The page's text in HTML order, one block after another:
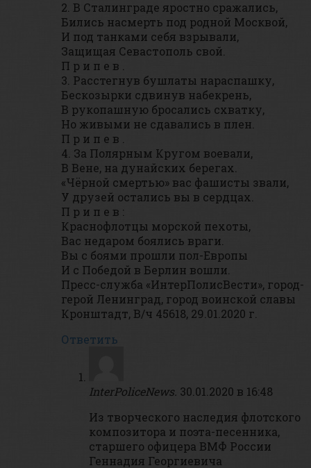
2. В Сталинграде яростно сражались,
Бились насмерть под родной Москвой,
И под танками себя взрывали,
Защищая Севастополь свой.
П р и п е в .
3. Расстегнув бушлаты нараспашку,
Бескозырки сдвинув набекрень,
В рукопашную бросались схватку,
Но живыми не сдавались в плен.
П р и п е в .
4. За Полярным Кругом воевали,
В Вене, на дунайских берегах.
«Чёрной смертью» вас фашисты звали,
У друзей остались вы в сердцах.
П р и п е в :
Краснофлотцы морской пехоты,
Вас недаром боялись враги.
Вы с боями прошли пол-Европы
И с Победой в Берлин вошли.
Пресс-служба «ИнтерПолисВести», город-
герой Ленинград, город воинской славы
Кронштадт, В/ч 45618, 29.01.2020 г.
Ответить
InterPoliceNews. 30.01.2020 в 16:48
Из творческого наследия флотского
композитора и поэта-песенника,
старшего офицера ВМФ России
Геннадия Георгиевича